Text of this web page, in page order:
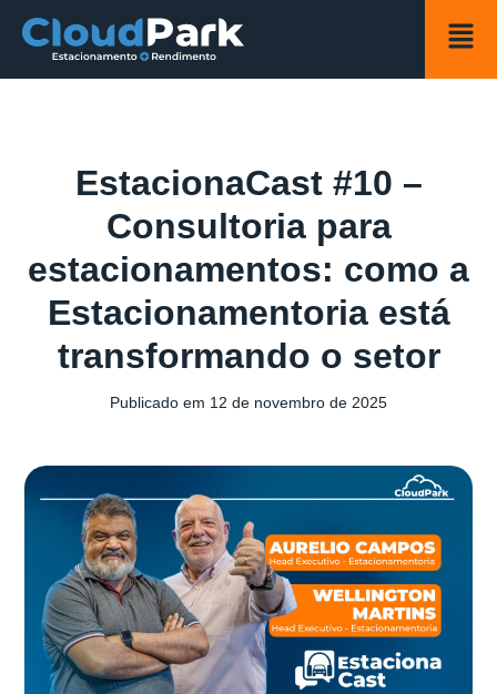
EstacionaCast #10 –
Consultoria para
estacionamentos: como a
Estacionamentoria está
transformando o setor
Publicado em 12 de novembro de 2025